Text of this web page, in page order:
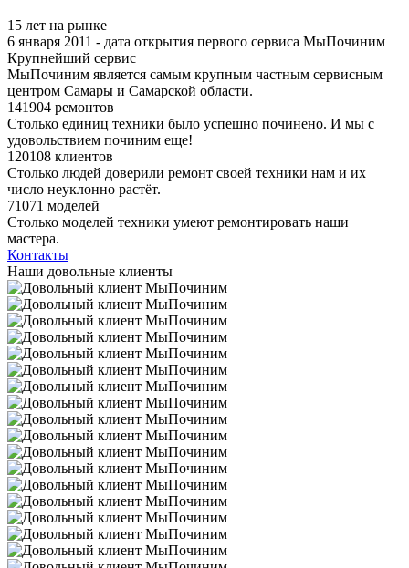
15 лет на рынке
6 января 2011 - дата открытия первого сервиса МыПочиним
Крупнейший сервис
МыПочиним является самым крупным частным сервисным
центром Самары и Самарской области.
141904 ремонтов
Столько единиц техники было успешно починено. И мы с
удовольствием починим еще!
120108 клиентов
Столько людей доверили ремонт своей техники нам и их
число неуклонно растёт.
71071 моделей
Столько моделей техники умеют ремонтировать наши
мастера.
Контакты
Наши довольные клиенты